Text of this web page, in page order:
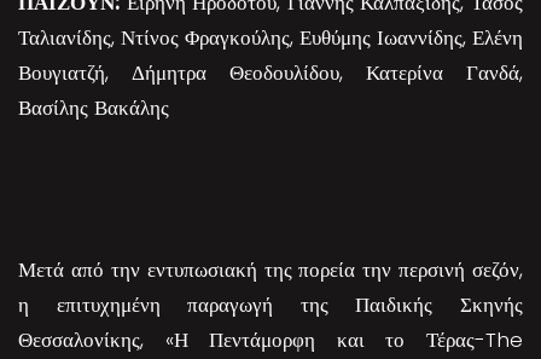
Ταλιανίδης, Ντίνος Φραγκούλης, Ευθύμης Ιωαννίδης, Ελένη
Βουγιατζή, Δήμητρα Θεοδουλίδου, Κατερίνα Γανδά,
Βασίλης Βακάλης
Μετά από την εντυπωσιακή της πορεία την περσινή σεζόν,
η επιτυχημένη παραγωγή της Παιδικής Σκηνής
Θεσσαλονίκης, «Η Πεντάμορφη και το Τέρας-The